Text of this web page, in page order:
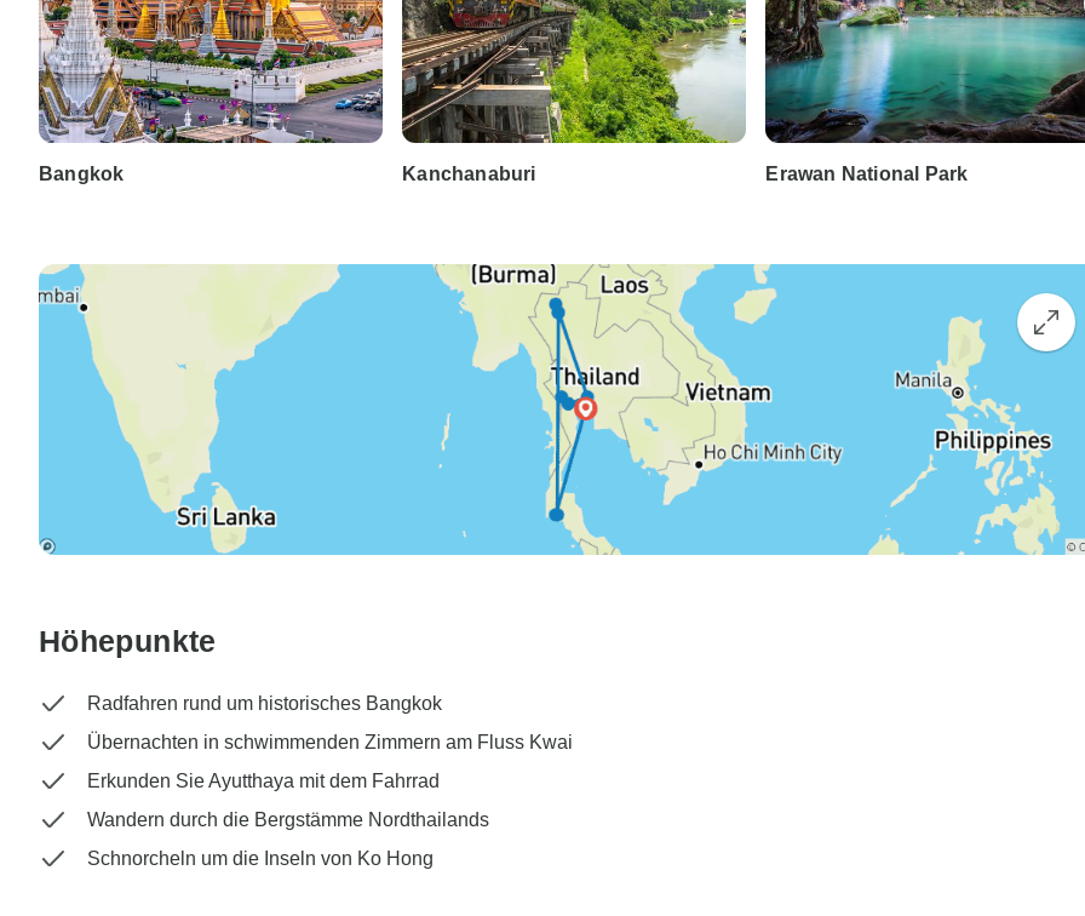
Bangkok Kanchanaburi Erawan National Park
Höhepunkte
Radfahren rund um historisches Bangkok
Übernachten in schwimmenden Zimmern am Fluss Kwai
Erkunden Sie Ayutthaya mit dem Fahrrad
Wandern durch die Bergstämme Nordthailands
Schnorcheln um die Inseln von Ko Hong